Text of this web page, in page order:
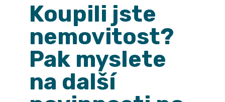
Koupili jste
nemovitost?
Pak myslete
na další